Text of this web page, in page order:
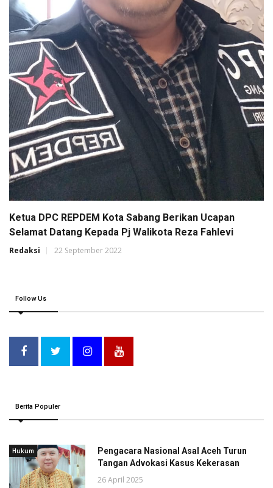
Ketua DPC REPDEM Kota Sabang Berikan Ucapan
Selamat Datang Kepada Pj Walikota Reza Fahlevi
Redaksi 22 September 2022
Follow Us
Berita Populer
Hukum
Pengacara Nasional Asal Aceh Turun
Tangan Advokasi Kasus Kekerasan
26 April 2025